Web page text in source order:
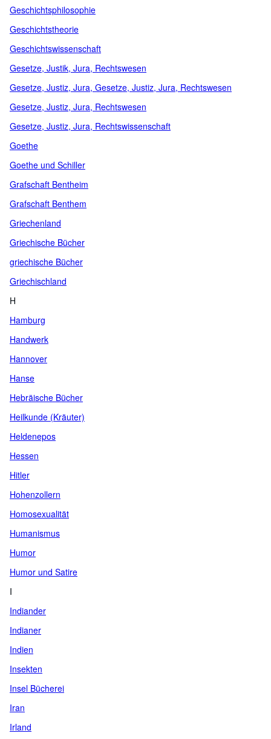
Geschichtsphilosophie
Geschichtstheorie
Geschichtswissenschaft
Gesetze, Justik, Jura, Rechtswesen
Gesetze, Justiz, Jura, Gesetze, Justiz, Jura, Rechtswesen
Gesetze, Justiz, Jura, Rechtswesen
Gesetze, Justiz, Jura, Rechtswissenschaft
Goethe
Goethe und Schiller
Grafschaft Bentheim
Grafschaft Benthem
Griechenland
Griechische Bücher
griechische Bücher
Griechischland
H
Hamburg
Handwerk
Hannover
Hanse
Hebräische Bücher
Heilkunde (Kräuter)
Heldenepos
Hessen
Hitler
Hohenzollern
Homosexualität
Humanismus
Humor
Humor und Satire
I
Indiander
Indianer
Indien
Insekten
Insel Bücherei
Iran
Irland